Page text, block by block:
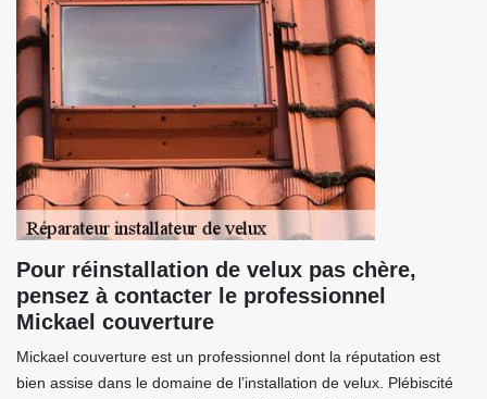
Pour réinstallation de velux pas chère,
pensez à contacter le professionnel
Mickael couverture
Mickael couverture est un professionnel dont la réputation est
bien assise dans le domaine de l’installation de velux. Plébiscité